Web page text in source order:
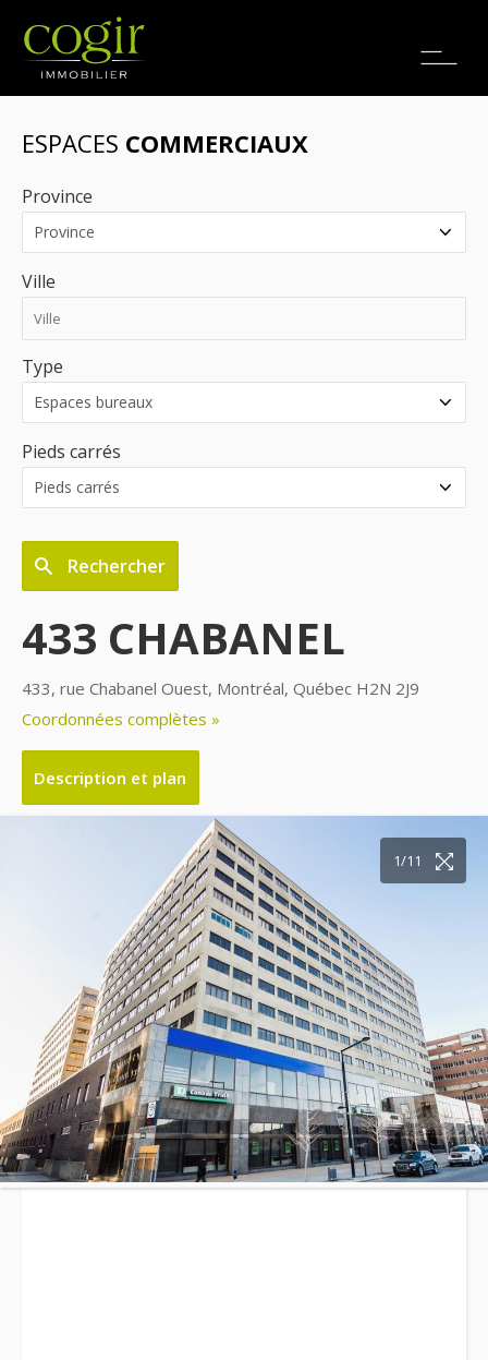
Emplois
ESPACES COMMERCIAUX
Province
Ville
Type
Pieds carrés
Rechercher
433 CHABANEL
433, rue Chabanel Ouest, Montréal, Québec H2N 2J9
Coordonnées complètes »
Description et plan
1/11
2/11
3/11
4/11
5/11
6/11
7/11
8/11
9/11
10/11
11/11